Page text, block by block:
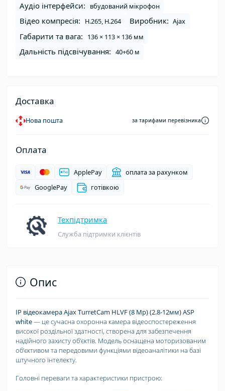
Аудіо інтерфейси: вбудований мікрофон
Відео компресія: H.265, H.264 Виробник: Ajax
Габарити та вага: 136 × 113 × 136 мм
Дальність підсвічування: 40+60 м
Доставка
Нова пошта за тарифами перевізника
Оплата
ApplePay
оплата за рахунком
GooglePay
готівкою
Техпідтримка
Служба підтримки клієнтів
Опис
IP відеокамера Ajax TurretCam HLVF (8 Mp) (2.8-12мм) ASP
white— це сучасна охоронна камера відеоспостереження
високої роздільної здатності, створена для забезпечення
надійного захисту обʼєктів. Модель оснащена моторизованим
обʼєктивом та передовими функціями відеоаналітики на базі
штучного інтелекту.
Головні переваги та характеристики пристрою: